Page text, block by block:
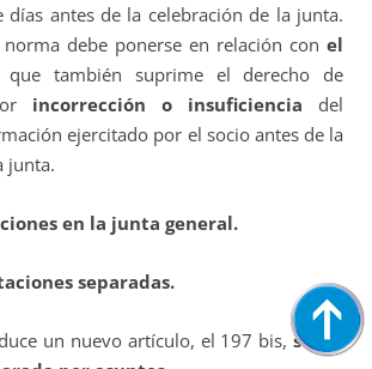
días antes de la celebración de la junta.
debe ponerse en relación con el
que también suprime el derecho de
incorrección o insuficiencia del
ejercitado por el socio antes de la
junta.
en la junta general.
separadas.
un nuevo artículo, el 197 bis,sobre